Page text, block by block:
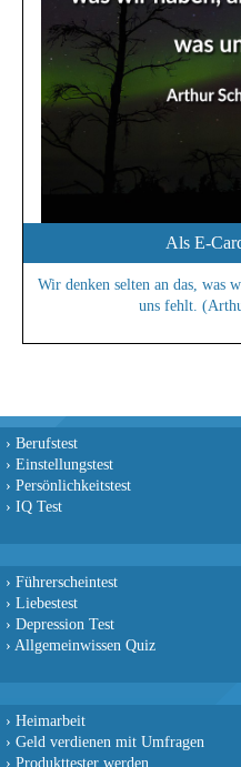
Als E-
Wir denken selten an das, was
uns fehlt.
› Berufstest
› Einstellungstest
› Persönlichkeitstest
› IQ Test
› Führerscheintest
› Liebestest
› Depression Test
› Allgemeinwissen Quiz
› Heimarbeit
› Geld verdienen mit Umfragen
› Produkttester werden